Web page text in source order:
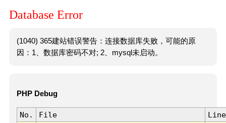
Database Error
(1040) 365建站错误警告：连接数据库失败，可能的原
因：1、数据库密码不对; 2、mysql未启动。
PHP Debug
No. File
Line